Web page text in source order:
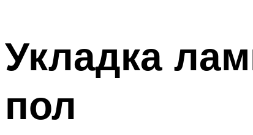
Укладка
пол